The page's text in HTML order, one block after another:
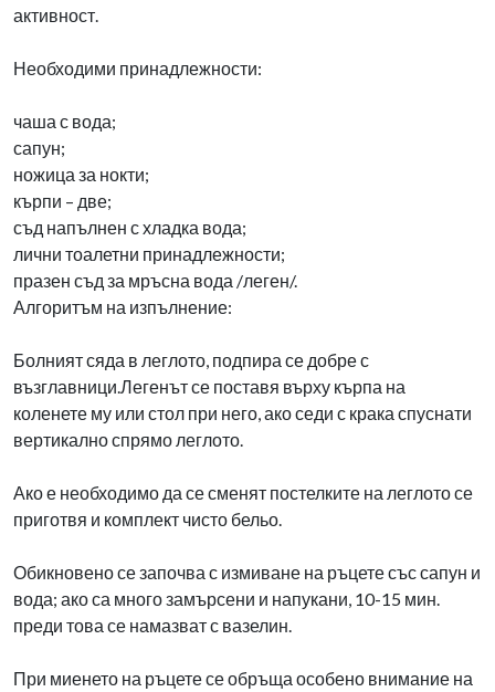
активност.
Необходими принадлежности:
чаша с вода;
сапун;
ножица за нокти;
кърпи – две;
съд напълнен с хладка вода;
лични тоалетни принадлежности;
празен съд за мръсна вода /леген/.
Алгоритъм на изпълнение:
Болният сяда в леглото, подпира се добре с
възглавници.Легенът се поставя върху кърпа на
коленете му или стол при него, ако седи с крака спуснати
вертикално спрямо леглото.
Ако е необходимо да се сменят постелките на леглото се
приготвя и комплект чисто бельо.
Обикновено се започва с измиване на ръцете със сапун и
вода; ако са много замърсени и напукани, 10-15 мин.
преди това се намазват с вазелин.
При миенето на ръцете се обръща особено внимание на